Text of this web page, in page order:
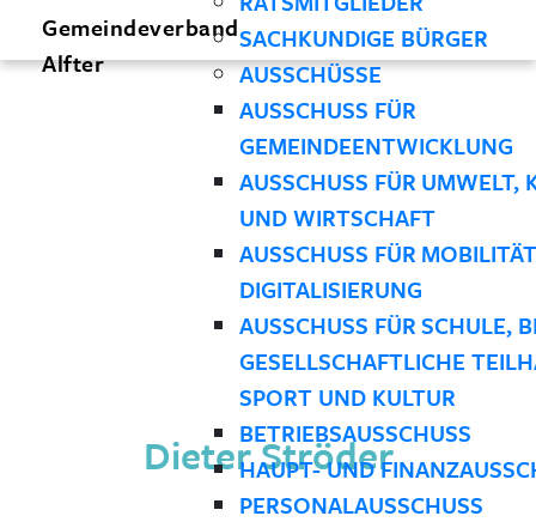
Gemeindeverband
Alfter
SACHKUNDIGE BÜRGER
AUSSCHÜSSE
AUSSCHUSS FÜR
GEMEINDEENTWICKLUNG
AUSSCHUSS FÜR UMWELT,
UND WIRTSCHAFT
AUSSCHUSS FÜR
DIGITALISIERUNG
AUSSCHUSS FÜR SCHULE,
GESELLSCHAFTLICHE
SPORT UND KULTUR
BETRIEBSAUSSCHUSS
HAUPT- UND
PERSONALAUSSCHUSS
Dieter Ströder